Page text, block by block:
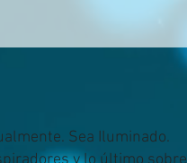
Sea Iluminado.